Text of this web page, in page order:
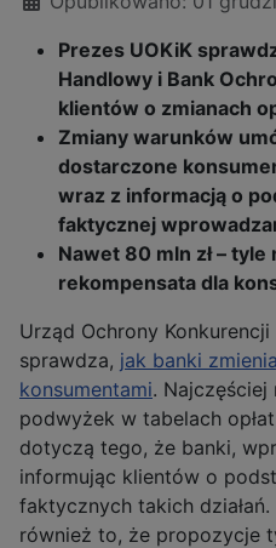
Prezes UOKiK
Handlowy i Bank
klientów o zmianach
Zmiany warunków
dostarczone
wraz z informacją o
faktycznej
Nawet 80 mln zł –
rekompensata dla
Urząd Ochrony
sprawdza, jak banki
konsumentami.
podwyżek w tabelach
dotyczą tego, że banki,
informując klientów o
faktycznych takich
również to, że propozycje